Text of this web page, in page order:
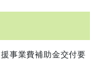
事業費補助金交付要